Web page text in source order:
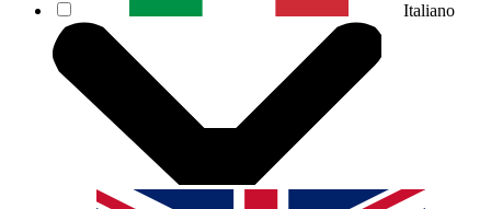
Italiano